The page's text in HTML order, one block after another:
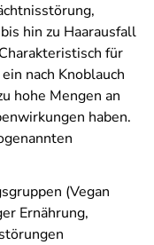
hin zu Haarausfall
für
nach Knoblauch
hohe Mengen an
haben.
(Vegan
Ernährung,